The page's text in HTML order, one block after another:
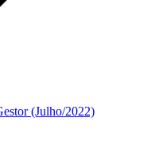
(Julho/2022)